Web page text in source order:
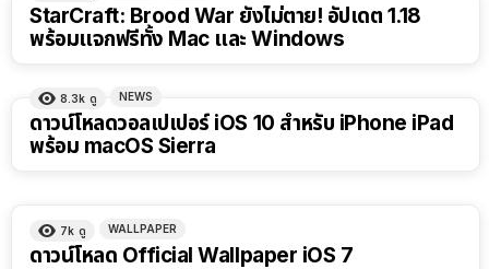
StarCraft: Brood War ยังไม่ตาย! อัปเดต 1.18
พร้อมแจกฟรีทั้ง Mac และ Windows
8.3k ดู NEWS
ดาวน์โหลดวอลเปเปอร์ iOS 10 สำหรับ iPhone iPad
พร้อม macOS Sierra
7k ดู WALLPAPER
ดาวน์โหลด Official Wallpaper iOS 7